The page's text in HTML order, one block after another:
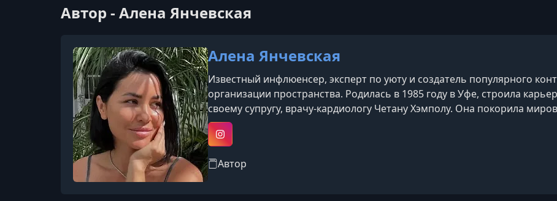
Автор - Алена Янчевская
Алена Янчевская
Известный инфлюенсер, эксперт по уюту и создатель популярного
организации пространства. Родилась в 1985 году в Уфе, строила
своему супругу, врачу-кардиологу Четану Хэмполу. Она покорила
роликами в стиле ASMR, собрав многомиллионную аудиторию
успешно развивает собственный бренд интерьерных
Instagram
Автор